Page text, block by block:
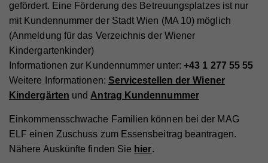
gefördert. Eine Förderung des Betreuungsplatzes ist nur
mit Kundennummer der Stadt Wien (MA 10) möglich
(Anmeldung für das Verzeichnis der Wiener
Kindergartenkinder)
Informationen zur Kundennummer unter:+43 1 277 55 55
Weitere Informationen: Servicestellen der Wiener
Kindergärten und Antrag Kundennummer
Einkommensschwache Familien können bei der MAG
ELF einen Zuschuss zum Essensbeitrag beantragen.
Nähere Auskünfte finden Sie hier.